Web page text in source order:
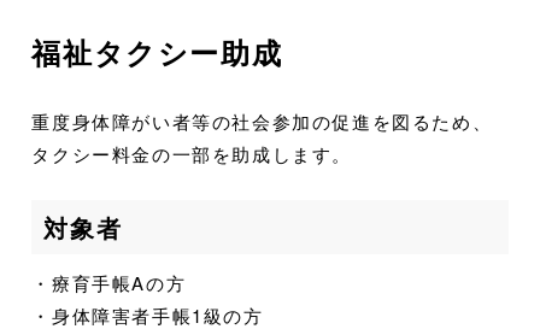
福祉タクシー助成
重度身体障がい者等の社会参加の促進を図るため、
タクシー料金の一部を助成します。
対象者
・療育手帳Aの方
・身体障害者手帳1級の方